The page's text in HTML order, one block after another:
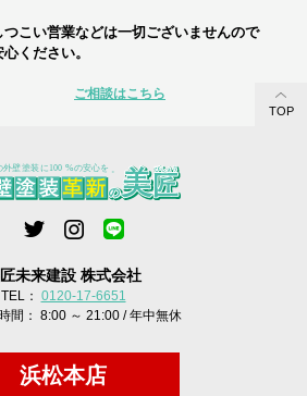
こい営業などは一切ございませんので
心ください。
ご相談はこちら
TOP
未来建設 株式会社
TEL： 0120-17-6651
間： 8:00 ～ 21:00 / 年中無休
浜松本店